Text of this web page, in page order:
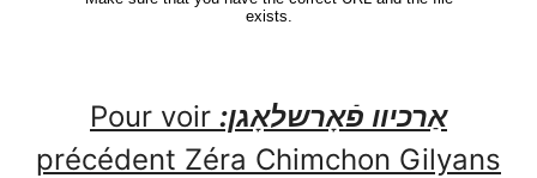
אַרכיוו פֿאָרשלאָגן: Pour voir
précédent Zéra Chimchon Gilyans